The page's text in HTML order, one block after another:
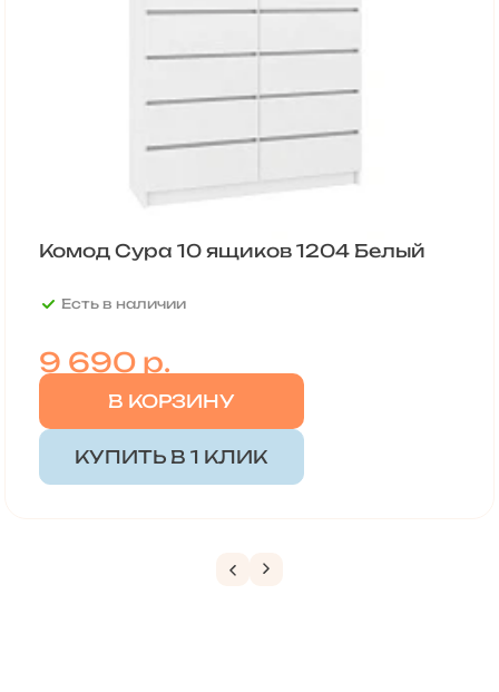
Комод Сура 10 ящиков 1204 Белый
Есть в наличии
9 690р.
В КОРЗИНУ
КУПИТЬ В 1 КЛИК